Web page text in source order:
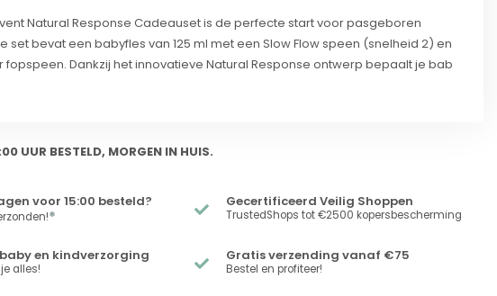
Natural Response Cadeauset is de perfecte start voor pasgeboren
set bevat een babyfles van 125 ml met een Slow Flow speen (snelheid 2) en
fopspeen. Dankzij het innovatieve Natural Response ontwerp bepaalt je bab
UUR BESTELD, MORGEN IN HUIS.
voor 15:00 besteld?
*
Gecertificeerd Veilig Shoppen
TrustedShops tot €2500 kopersbescherming
en kindverzorging
alles!
Gratis verzending vanaf €75
Bestel en profiteer!